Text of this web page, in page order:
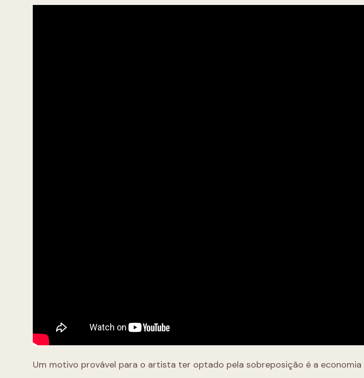
Um motivo provável para o artista ter optado pela sobreposição é a economia